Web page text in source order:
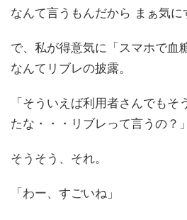
なんて言うもんだから まぁ気に
で、私が得意気に「スマホで血
なんてリブレの披露。
「そういえば利用者さんでもそ
たな・・・リブレって言うの？」
そうそう、それ。
「わー、すごいね」